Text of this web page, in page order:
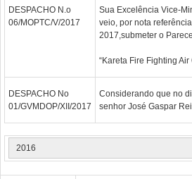
DESPACHO N.o
06/MOPTC/V/2017
Sua Excelência Vice-
veio, por nota
2017,submeter o
“Kareta Fire Fighting
DESPACHO No
01/GVMDOP/XII/2017
Considerando que no
senhor José Gaspar
2016